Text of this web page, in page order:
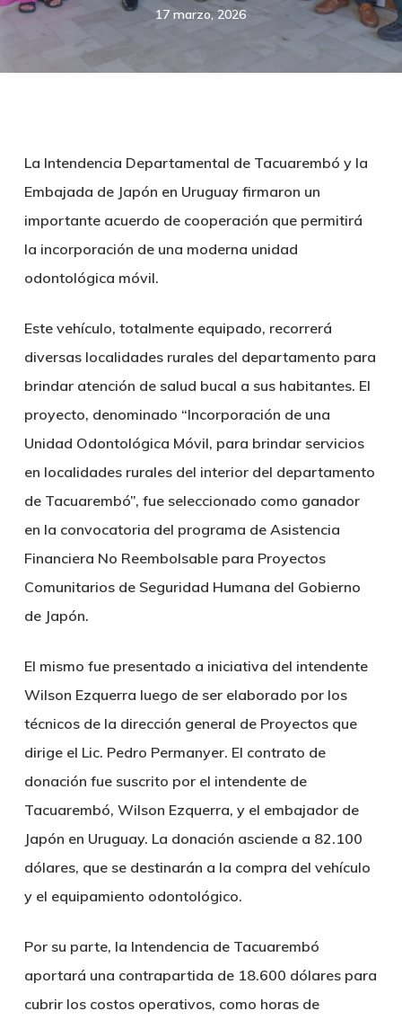
17 marzo, 2026
La Intendencia Departamental de Tacuarembó y la
Embajada de Japón en Uruguay firmaron un
importante acuerdo de cooperación que permitirá
la incorporación de una moderna unidad
odontológica móvil.
Este vehículo, totalmente equipado, recorrerá
diversas localidades rurales del departamento para
brindar atención de salud bucal a sus habitantes. El
proyecto, denominado “Incorporación de una
Unidad Odontológica Móvil, para brindar servicios
en localidades rurales del interior del departamento
de Tacuarembó”, fue seleccionado como ganador
en la convocatoria del programa de Asistencia
Financiera No Reembolsable para Proyectos
Comunitarios de Seguridad Humana del Gobierno
de Japón.
El mismo fue presentado a iniciativa del intendente
Wilson Ezquerra luego de ser elaborado por los
técnicos de la dirección general de Proyectos que
dirige el Lic. Pedro Permanyer. El contrato de
donación fue suscrito por el intendente de
Tacuarembó, Wilson Ezquerra, y el embajador de
Japón en Uruguay. La donación asciende a 82.100
dólares, que se destinarán a la compra del vehículo
y el equipamiento odontológico.
Por su parte, la Intendencia de Tacuarembó
aportará una contrapartida de 18.600 dólares para
cubrir los costos operativos, como horas de